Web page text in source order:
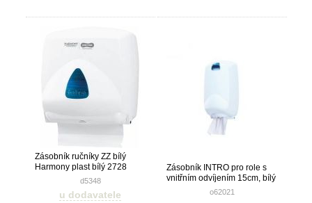
Zásobník ručníky ZZ bílý
Harmony plast bílý 2728
d5348
u dodavatele
Zásobník INTRO pro role s
vnitřním odvíjením 15cm, bílý
o62021